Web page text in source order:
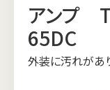
アンプ
65DC
外装に汚れがあ